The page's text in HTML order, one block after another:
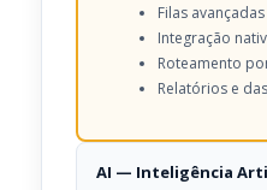
Filas
Integração
Roteamento
Relatórios e
AI — Inteligência